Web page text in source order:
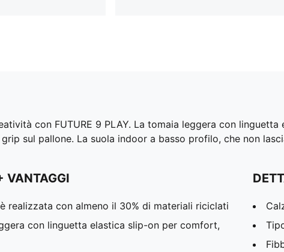
con FUTURE 9 PLAY. La tomaia leggera con
sul pallone. La suola indoor a basso profilo, che non
VANTAGGI
realizzata con almeno il 30% di materiali riciclati
con linguetta elastica slip-on per comfort,